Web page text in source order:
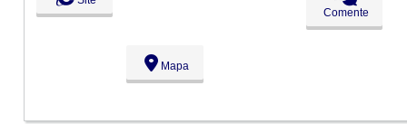
Sáb:
Fechado
Comente
Mapa